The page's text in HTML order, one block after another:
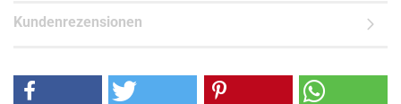
Kundenrezensionen